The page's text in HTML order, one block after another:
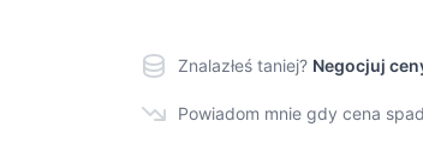
Znalazłeś taniej? Negocjuj
Powiadom mnie gdy cena